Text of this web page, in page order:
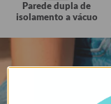
Parede dupla de
isolamento a vácuo